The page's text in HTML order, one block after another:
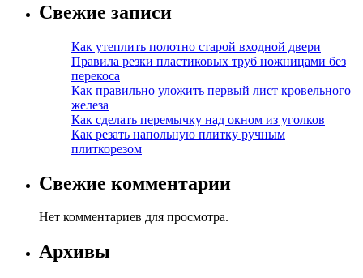
Свежие записи
Как утеплить полотно старой входной двери
Правила резки пластиковых труб ножницами без
перекоса
Как правильно уложить первый лист кровельного
железа
Как сделать перемычку над окном из уголков
Как резать напольную плитку ручным
плиткорезом
Свежие комментарии
Нет комментариев для просмотра.
Архивы